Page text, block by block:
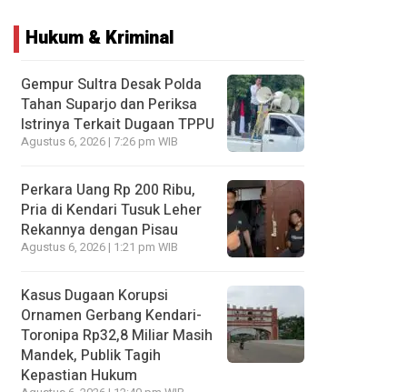
Hukum & Kriminal
Gempur Sultra Desak Polda
Tahan Suparjo dan Periksa
Istrinya Terkait Dugaan TPPU
Agustus 6, 2026 | 7:26 pm WIB
Perkara Uang Rp 200 Ribu,
Pria di Kendari Tusuk Leher
Rekannya dengan Pisau
Agustus 6, 2026 | 1:21 pm WIB
Kasus Dugaan Korupsi
Ornamen Gerbang Kendari-
Toronipa Rp32,8 Miliar Masih
Mandek, Publik Tagih
Kepastian Hukum